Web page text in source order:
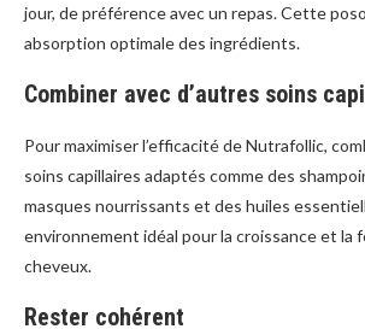
jour, de préférence avec un repas. Cette
absorption optimale des ingrédients.
Combiner avec d’autres soins
Pour maximiser l’efficacité de Nutrafollic,
soins capillaires adaptés comme des
masques nourrissants et des huiles
environnement idéal pour la croissance et la
cheveux.
Rester cohérent